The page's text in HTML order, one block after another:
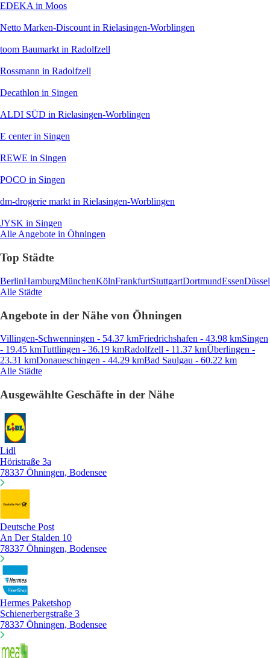
EDEKA in Moos
Netto Marken-Discount in Rielasingen-Worblingen
toom Baumarkt in Radolfzell
Rossmann in Radolfzell
Decathlon in Singen
ALDI SÜD in Rielasingen-Worblingen
E centerin Singen
REWE in Singen
POCO in Singen
dm-drogerie markt in Rielasingen-Worblingen
JYSK in Singen
Alle Angebote in Öhningen
Top Städte
BerlinHamburgMünchenKölnFrankfurtStuttgartDortmundEssen
Alle Städte
Angebote in der Nähe von Öhningen
Villingen-Schwenningen - 54.37 kmFriedrichshafen - 43.98 kmSingen
- 19.45 kmTuttlingen - 36.19 kmRadolfzell - 11.37 kmÜberlingen -
23.31 kmDonaueschingen - 44.29 kmBad Saulgau - 60.22 km
Alle Städte
Ausgewählte Geschäfte in der Nähe
Lidl
Höristraße 3a
78337 Öhningen, Bodensee
Deutsche Post
An Der Stalden 10
78337 Öhningen, Bodensee
Hermes Paketshop
Schienerbergstraße 3
78337 Öhningen, Bodensee